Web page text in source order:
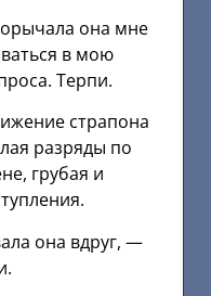
она мне
в мою
Терпи.
страпона
разряды по
грубая и
она вдруг, —